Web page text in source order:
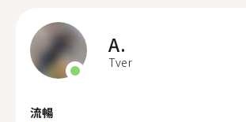
A.
Tver
流暢